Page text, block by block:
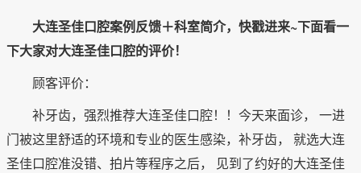
大连圣佳口腔案例反馈＋科室简介，快戳进来~下面看一
下大家对大连圣佳口腔的评价！
顾客评价：
补牙齿，强烈推荐大连圣佳口腔！！今天来面诊， 一进
门被这里舒适的环境和专业的医生感染，补牙齿， 就选大连
圣佳口腔准没错、拍片等程序之后， 见到了约好的大连圣佳